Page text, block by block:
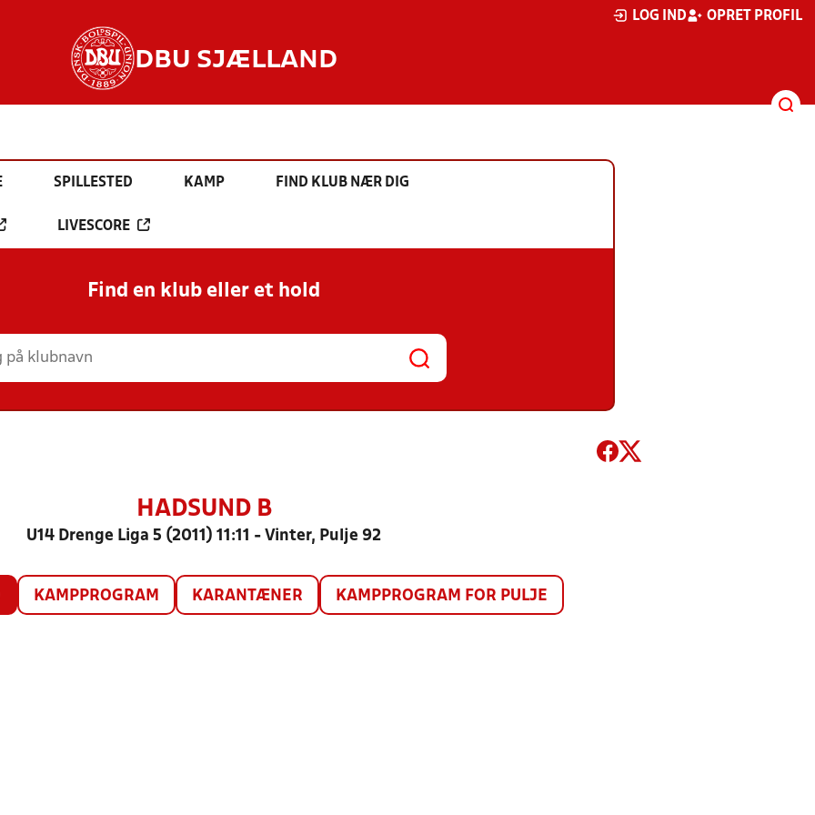
LOG IND OPRET PROFIL
DBU SJÆLLAND
SPILLESTED KAMP FIND KLUB NÆR DIG
LIVESCORE
Find en klub eller et hold
HADSUND B
U14 Drenge Liga 5 (2011) 11:11 - Vinter, Pulje 92
KAMPPROGRAM KARANTÆNER KAMPPROGRAM FOR PULJE